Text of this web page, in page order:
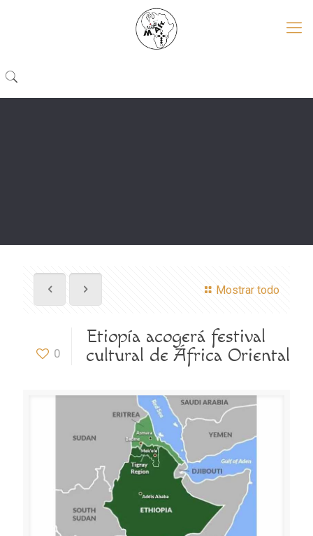
Mostrar todo
0
Etiopía acogerá festival
cultural de África Oriental